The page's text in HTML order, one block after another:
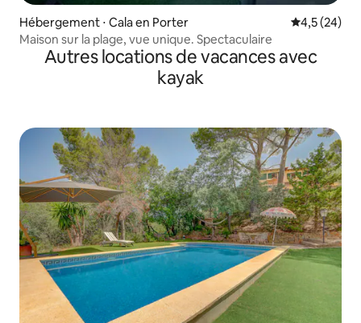
Hébergement ⋅ Cala en Porter Évaluation
4,5 (24)
Maison sur la plage, vue unique. Spectaculaire
Autres locations de vacances avec
kayak